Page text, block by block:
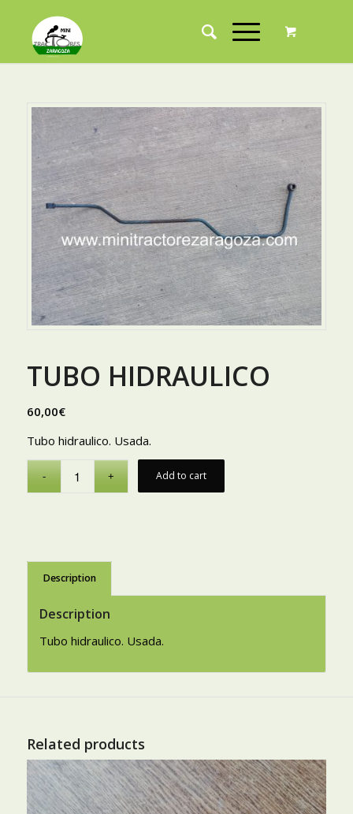
TUBO HIDRAULICO
60,00€
Tubo hidraulico. Usada.
Add to cart
Description
Description
Tubo hidraulico. Usada.
Related products